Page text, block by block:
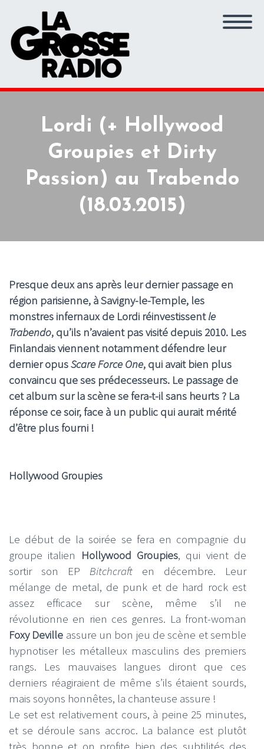
Lordi (+ Hollywood
Groupies et Dirty
Passion) au Trabendo
(18.03.2015)
Presque deux ans après leur dernier passage en
région parisienne, à Savigny-le-Temple, les
monstres infernaux de Lordi réinvestissentle
Trabendo, qu’ils n’avaient pas visité depuis 2010. Les
Finlandais viennent notamment défendre leur
dernier opusScare Force One, qui avait bien plus
convaincu que ses prédecesseurs. Le passage de
cet album sur la scène se fera-t-il sans heurts ? La
réponse ce soir, face à un public qui aurait mérité
d’être plus fourni !
Hollywood Groupies
Le début de la soirée se fera en compagnie du
groupe italien Hollywood Groupies, qui vient de
sortir son EP Bitchcraft en décembre. Leur
mélange de metal, de punk et de hard rock est
assez efficace sur scène, même s’il ne
révolutionne en rien ces genres. La front-woman
Foxy Deville assure un bon jeu de scène et semble
hypnotiser les métalleux masculins des premiers
rangs. Les mauvaises langues diront que ces
derniers réagiraient de même s’ils étaient sourds,
mais soyons honnêtes, la chanteuse assure !
Le set est relativement cours, à peine 25 minutes,
et se déroule sans accroc. La balance est plutôt
très bonne et on profite bien des subtilités des